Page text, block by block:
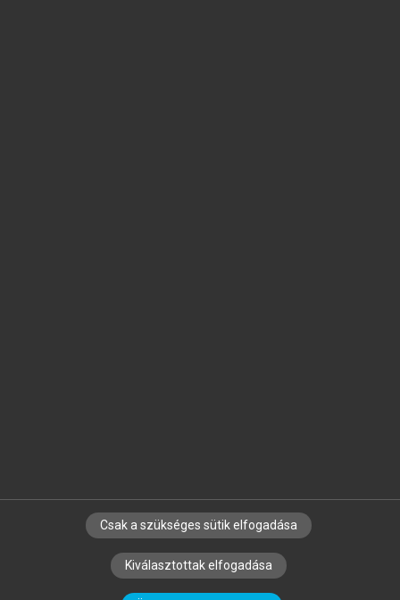
SZERZŐKNEK CÉGEKNEK KÖNYVTÁROSOKNAK
SZERKESZTÉSI ÉS LEKTORÁLÁSI ALAPELVEK
Csak a szükséges sütik elfogadása
Kiválasztottak elfogadása